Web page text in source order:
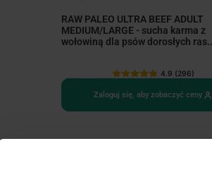
RAW PALEO ULTRA BEEF ADULT
MEDIUM/LARGE - sucha karma z
wołowiną dla psów dorosłych
4.9 (296)
Zaloguj się, aby zobaczyć ceny